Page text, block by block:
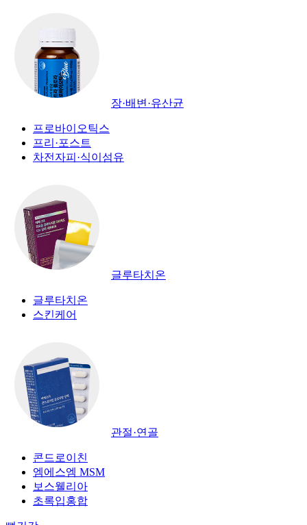
장·배변·유산균
프로바이오틱스
프리·포스트
차전자피·식이섬유
글루타치온
글루타치온
스킨케어
관절·연골
콘드로이친
엠에스엠 MSM
보스웰리아
초록입홍합